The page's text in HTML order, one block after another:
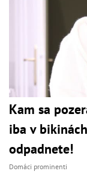
Kam sa
iba v
odpadnete!
Domáci prominenti